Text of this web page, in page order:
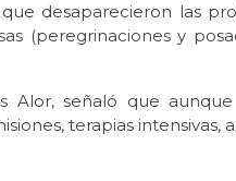
desaparecieron las
(peregrinaciones y
Alor, señaló que
terapias intensivas,